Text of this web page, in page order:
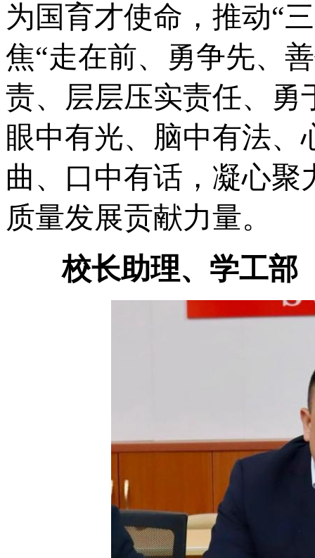
为国育才使命，推动“
焦“走在前、勇争先、
责、层层压实责任、勇
眼中有光、脑中有法
曲、口中有话，凝心
质量发展贡献力量。
校长助理、学工部